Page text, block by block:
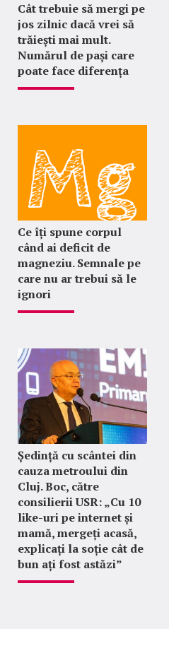
Cât trebuie să mergi pe
jos zilnic dacă vrei să
trăiești mai mult.
Numărul de pași care
poate face diferența
Ce îți spune corpul
când ai deficit de
magneziu. Semnale pe
care nu ar trebui să le
ignori
Ședință cu scântei din
cauza metroului din
Cluj. Boc, către
consilierii USR: „Cu 10
like-uri pe internet și
mamă, mergeți acasă,
explicați la soție cât de
bun ați fost astăzi”